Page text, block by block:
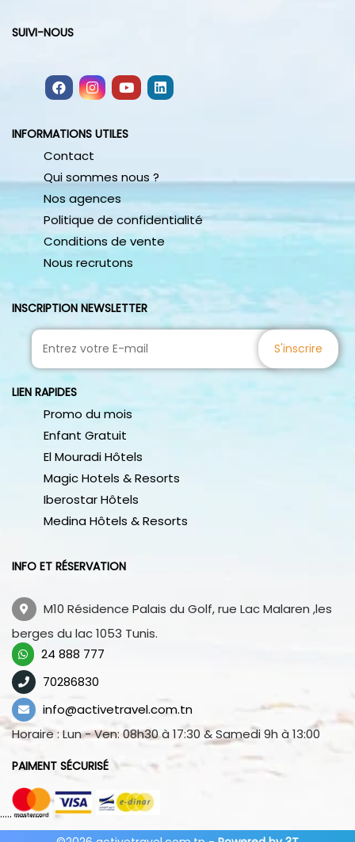
Tunisie et bien plus encore. Ainsi, du choix d'une destination à
domicile. Sur notre site, vous trouverez des bons plans, des
hôtels dans les meilleures destinations tunisiennes ainsi que des
packages complets pour des destinations internationales
merveilleuses. Réalisez votre voyage de rêve et partez à
SUIVI-NOUS
INFORMATIONS UTILES
Contact
Qui sommes nous ?
Nos agences
Politique de confidentialité
Conditions de vente
Nous recrutons
INSCRIPTION NEWSLETTER
S'inscrire
LIEN RAPIDES
Promo du mois
Enfant Gratuit
El Mouradi Hôtels
Magic Hotels & Resorts
Iberostar Hôtels
Medina Hôtels & Resorts
INFO ET RÉSERVATION
M10 Résidence Palais du Golf, rue Lac Malaren ,les
berges du lac 1053 Tunis.
24 888 777
70286830
info@activetravel.com.tn
Horaire : Lun - Ven: 08h30 à 17:30 & Samedi 9h à 13:00
PAIMENT SÉCURISÉ
..... ..... .....
..... ..... .....